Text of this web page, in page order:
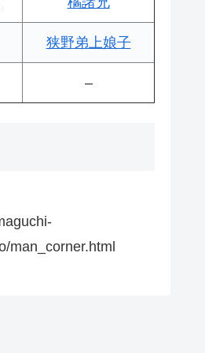
狭野弟上娘子
–
man_corner.html